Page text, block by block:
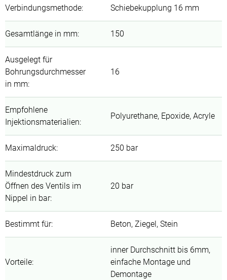
Verbindungsmethode: Schiebekupplung 16 mm
Gesamtlänge in mm: 150
Ausgelegt für
Bohrungsdurchmesser
in mm:
16
Empfohlene
Injektionsmaterialien:
Polyurethane, Epoxide, Acryle
Maximaldruck: 250 bar
Mindestdruck zum
Öffnen des Ventils im
Nippel in bar:
20 bar
Bestimmt für: Beton, Ziegel, Stein
Vorteile:
inner Durchschnitt bis 6mm,
einfache Montage und
Demontage